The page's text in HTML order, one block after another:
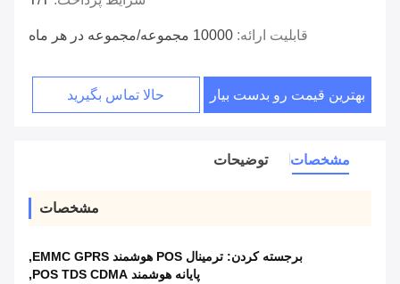
قابلیت ارائه: 10000 مجموعه/مجموعه در هر ماه
بهترین قیمت رو بدست بیار حالا تماس بگیرید
مشخصات توضیحات
مشخصات
برجسته کردن: ترمینال POS هوشمند EMMC GPRS
,
پایانه هوشمند POS TDS CDMA
,